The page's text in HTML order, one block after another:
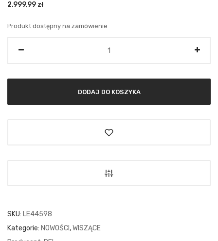
2.999,99 zł
Produkt dostępny na zamówienie
DODAJ DO KOSZYKA
SKU: LE44598
Kategorie: NOWOŚCI,WISZĄCE